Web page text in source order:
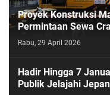
Proyek Konstruksi
Permintaan Sewa
Rabu, 29 April 2026
Hadir Hingga 7
Publik Jelajahi